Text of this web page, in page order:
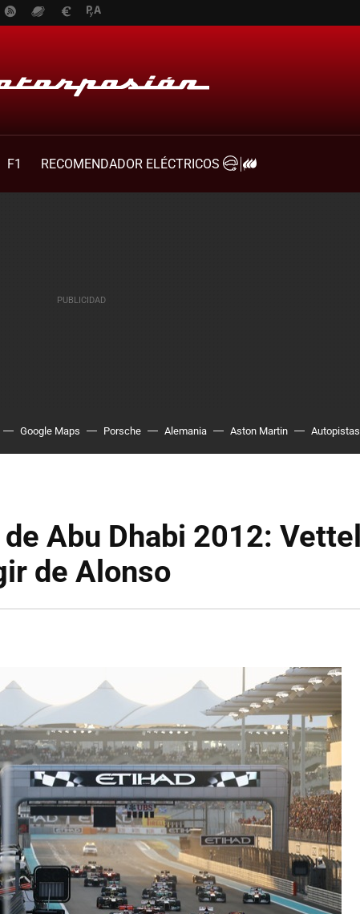
F1
RECOMENDADOR ELÉCTRICOS
Google Maps Porsche Alemania Aston Martin Autopistas
Abu Dhabi 2012: Vettel
de Alonso